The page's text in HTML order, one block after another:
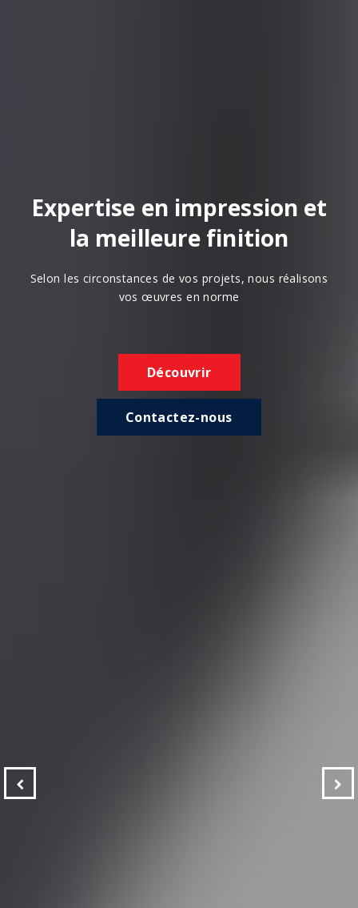
Expertise en impression et
la meilleure finition
Selon les circonstances de vos projets, nous réalisons
vos œuvres en norme
Découvrir
Contactez-nous